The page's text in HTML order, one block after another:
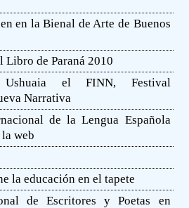
en la Bienal de Arte de Buenos
Libro de Paraná 2010
el FINN, Festival
Narrativa
de la Lengua Española
web
la educación en el tapete
de Escritores y Poetas en